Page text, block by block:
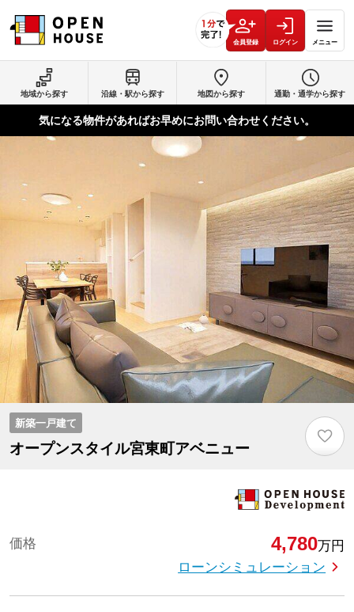
会員登録 ログイン メニュー
地域から探す 沿線・駅から探す 地図から探す 通勤・通学から探す
気になる物件があればお早めにお問い合わせください。
新築一戸建て
オープンスタイル宮東町アベニュー
♡
価格 4,780万円
ローンシミュレーション